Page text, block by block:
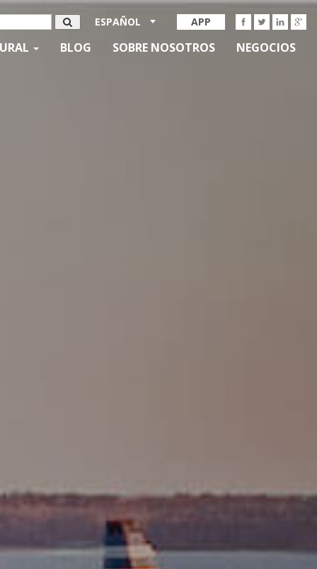
APP
ESPAÑOL
BLOG SOBRE NOSOTROS NEGOCIOS